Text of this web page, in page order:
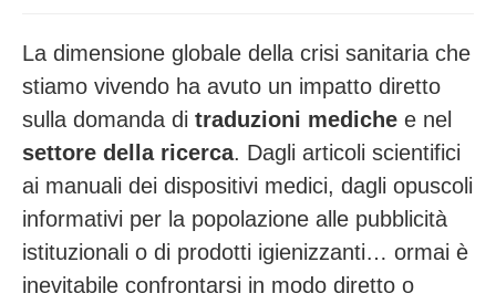
La dimensione globale della crisi sanitaria che
stiamo vivendo ha avuto un impatto diretto
sulla domanda di traduzioni mediche e nel
settore della ricerca. Dagli articoli scientifici
ai manuali dei dispositivi medici, dagli opuscoli
informativi per la popolazione alle pubblicità
istituzionali o di prodotti igienizzanti… ormai è
inevitabile confrontarsi in modo diretto o